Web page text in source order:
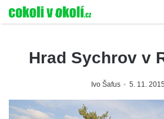
Hrad Sychrov v
Ivo Šafus 5. 11. 2015